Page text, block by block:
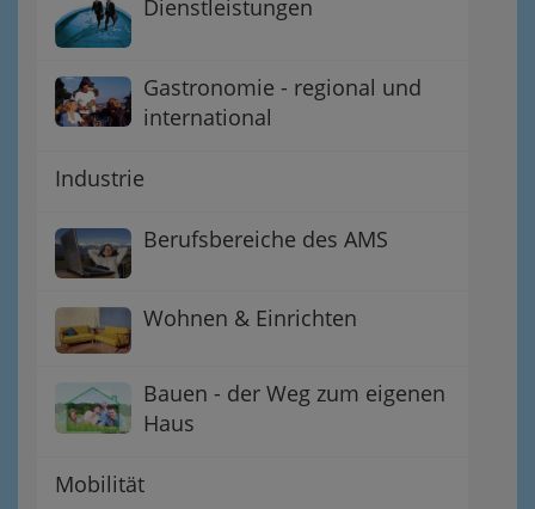
Dienstleistungen
Gastronomie - regional und
international
Industrie
Berufsbereiche des AMS
Wohnen & Einrichten
Bauen - der Weg zum eigenen
Haus
Mobilität